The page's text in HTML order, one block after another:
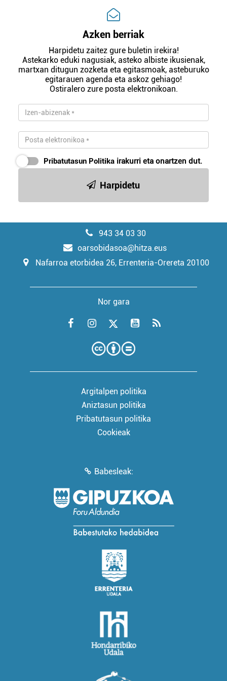
Azken berriak
Harpidetu zaitez gure buletin irekira!
Astekarko eduki nagusiak, asteko albiste ikusienak,
martxan ditugun zozketa eta egitasmoak, asteburuko
egitarauen agenda eta askoz gehiago!
Ostiralero zure posta elektronikoan.
Pribatutasun Politika irakurri eta onartzen dut.
Harpidetu
943 34 03 30
oarsobidasoa@hitza.eus
Nafarroa etorbidea 26, Errenteria-Orereta 20100
Nor gara
Argitalpen politika
Aniztasun politika
Pribatutasun politika
Cookieak
Babesleak: